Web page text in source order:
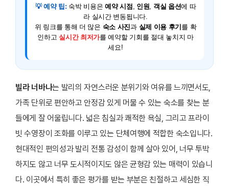
💡 예약 팁: 숙박 비용은예약 시점 인원 객실 옵션에 따
라 실시간 변동됩니다.
위 링크를 통해 더 많은 숙소 사진과 실제 이용 후기를 확
인하고실시간 최저가를 예약할 기회를 절대 놓치지 마
세요!
빌라 너바나는 발리의 자연스러운 분위기와 여유를 느끼면서도,
가족 단위로 편안하고 안정감 있게 머물 수 있는 숙소를 찾는 분
들에게 잘 어울립니다. 넓은 침실과 쾌적한 욕실, 그리고 프라이
빗 수영장이 조화를 이루고 있는 단체여행에 적합한 숙소입니다.
현대적인 편의성과 발리 전통 감성이 함께 살아 있어, 너무 투박
하지도 않고 너무 도시적이지도 않은 균형감 있는 매력이 있습니
다. 이곳에서 특히 좋은 평가를 받는 부분은 친절하고 세심한 직